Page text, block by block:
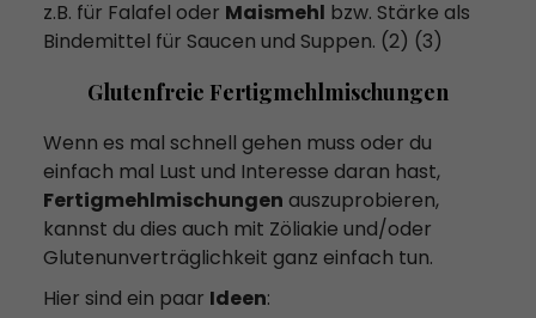
z.B. für Falafel oder Maismehl bzw. Stärke als
Bindemittel für Saucen und Suppen. (2) (3)
Glutenfreie Fertigmehlmischungen
Wenn es mal schnell gehen muss oder du
einfach mal Lust und Interesse daran hast,
Fertigmehlmischungen auszuprobieren,
kannst du dies auch mit Zöliakie und/oder
Glutenunverträglichkeit ganz einfach tun.
Hier sind ein paar Ideen: